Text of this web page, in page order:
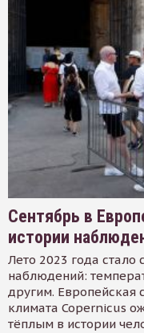
Сентябрь в
истории
Лето 2023 года
наблюдений:
другим. Европейская
климата Copernicus
тёплым в истории